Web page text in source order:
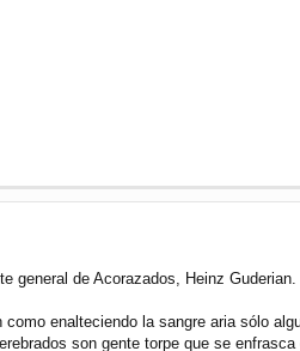
general de Acorazados, Heinz Guderian.
enalteciendo la sangre aria sólo
son gente torpe que se